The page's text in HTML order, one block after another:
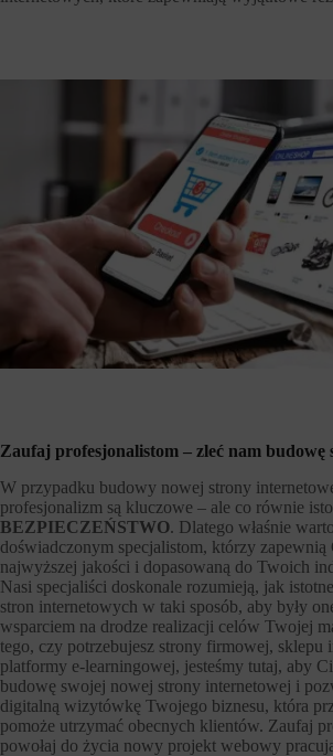
Zaufaj profesjonalistom – zleć nam budowę
W przypadku budowy nowej strony
profesjonalizm są kluczowe – ale co równie
BEZPIECZEŃSTWO. Dlatego właśnie
doświadczonym specjalistom, którzy
najwyższej jakości i dopasowaną do Twoich
Nasi specjaliści doskonale rozumieją, jak
stron internetowych w taki sposób, aby były
wsparciem na drodze realizacji celów Twojej
tego, czy potrzebujesz strony firmowej, sklepu
platformy e-learningowej, jesteśmy tutaj, aby
budowę swojej nowej strony internetowej i
digitalną wizytówkę Twojego biznesu, która
pomoże utrzymać obecnych klientów. Zaufaj
powołaj do życia nowy projekt webowy